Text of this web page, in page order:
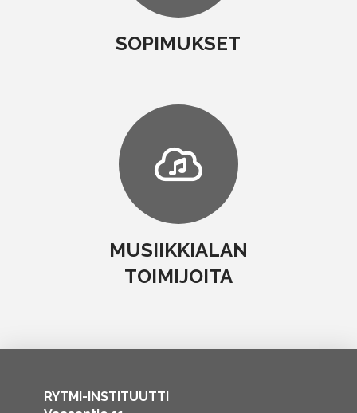
SOPIMUKSET
MUSIIKKIALAN
TOIMIJOITA
RYTMI-INSTITUUTTI